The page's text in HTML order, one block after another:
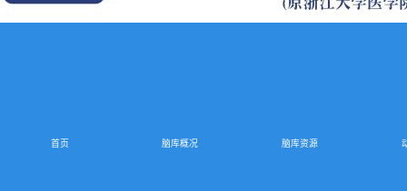
首页 脑库概况 脑库资源